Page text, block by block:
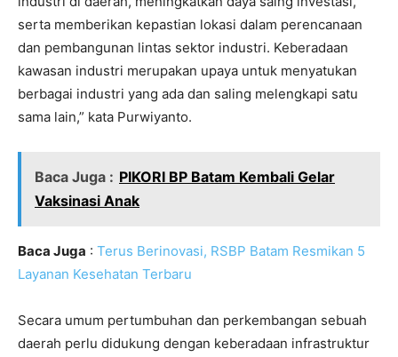
serta memberikan kepastian lokasi dalam perencanaan
dan pembangunan lintas sektor industri. Keberadaan
kawasan industri merupakan upaya untuk menyatukan
berbagai industri yang ada dan saling melengkapi satu
sama lain,” kata Purwiyanto.
Baca Juga : PIKORI BP Batam Kembali Gelar
Vaksinasi Anak
Baca Juga : Terus Berinovasi, RSBP Batam Resmikan 5
Layanan Kesehatan Terbaru
Secara umum pertumbuhan dan perkembangan sebuah
daerah perlu didukung dengan keberadaan infrastruktur